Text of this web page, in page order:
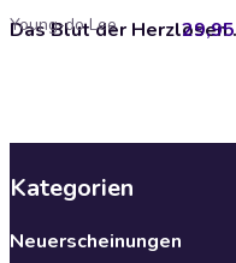
Das Blut
Young-do Lee
Kategorien
Neuerscheinungen